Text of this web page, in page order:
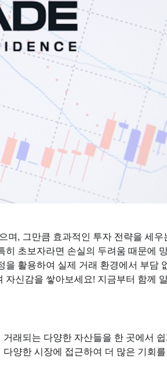
며, 그만큼 효과적인 투자 전략을 세우
초보자라면 손실의 두려움 때문에
활용하여 실제 거래 환경에서 부담
신감을 쌓아보세요! 지금부터 함께
래되는 다양한 자산들을 한 곳에서
양한 시장에 접근하여 더 많은 기회